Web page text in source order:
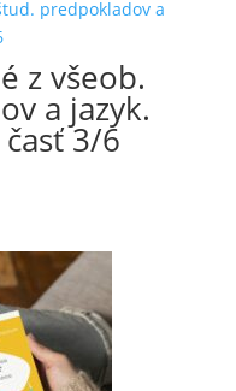
z všeob.
a jazyk.
časť 3/6